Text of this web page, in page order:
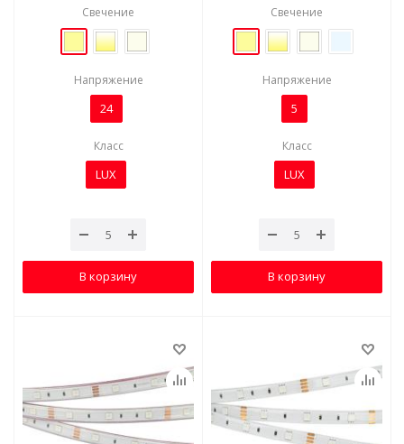
Свечение
Напряжение
24
Класс
LUX
В корзину
Свечение
Напряжение
5
Класс
LUX
В корзину